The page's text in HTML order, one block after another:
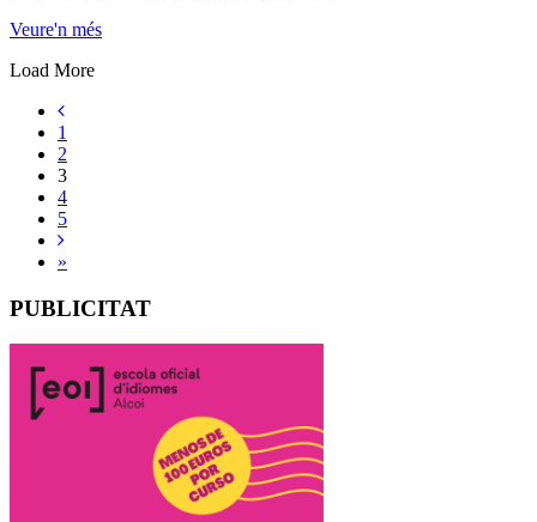
Veure'n més
Load More
1
2
3
4
5
»
PUBLICITAT